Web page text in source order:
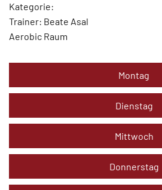
Kategorie:
Trainer: Beate Asal
Aerobic Raum
Montag
Dienstag
Mittwoch
Donnerstag